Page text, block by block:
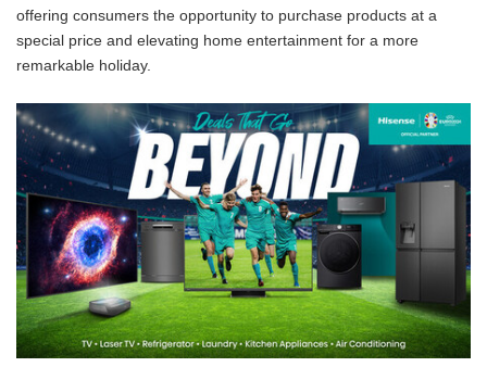
offering consumers the opportunity to purchase products at a
special price and elevating home entertainment for a more
remarkable holiday.